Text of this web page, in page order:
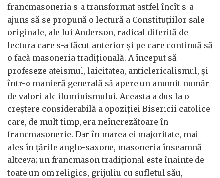
francmasoneria s-a transformat astfel încît s-a
ajuns să se propună o lectură a Constituţiilor sale
originale, ale lui Anderson, radical diferită de
lectura care s-a făcut anterior şi pe care continuă să
o facă masoneria tradiţională. A început să
profeseze ateismul, laicitatea, anticlericalismul, şi
într-o manieră generală să apere un anumit număr
de valori ale iluminismului. Aceasta a dus la o
creştere considerabilă a opoziţiei Bisericii catolice
care, de mult timp, era neîncrezătoare în
francmasonerie. Dar în marea ei majoritate, mai
ales în ţările anglo-saxone, masoneria înseamnă
altceva; un francmason tradiţional este înainte de
toate un om religios, grijuliu cu sufletul său,